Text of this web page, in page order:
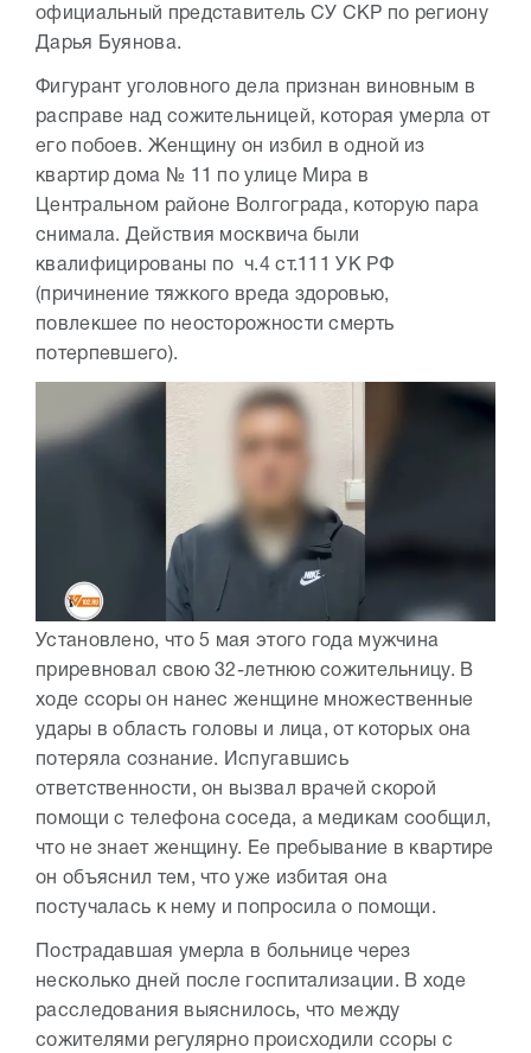
официальный представитель СУ СКР по региону
Дарья Буянова.
Фигурант уголовного дела признан виновным в
расправе над сожительницей, которая умерла от
его побоев. Женщину он избил в одной из
квартир дома № 11 по улице Мира в
Центральном районе Волгограда, которую пара
снимала. Действия москвича были
квалифицированы по ч.4 ст.111 УК РФ
(причинение тяжкого вреда здоровью,
повлекшее по неосторожности смерть
потерпевшего).
Установлено, что 5 мая этого года мужчина
приревновал свою 32-летнюю сожительницу. В
ходе ссоры он нанес женщине множественные
удары в область головы и лица, от которых она
потеряла сознание. Испугавшись
ответственности, он вызвал врачей скорой
помощи с телефона соседа, а медикам сообщил,
что не знает женщину. Ее пребывание в квартире
он объяснил тем, что уже избитая она
постучалась к нему и попросила о помощи.
Пострадавшая умерла в больнице через
несколько дней после госпитализации. В ходе
расследования выяснилось, что между
сожителями регулярно происходили ссоры с